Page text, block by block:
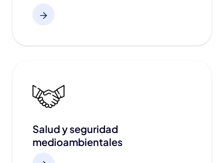
Salud y seguridad
medioambientales